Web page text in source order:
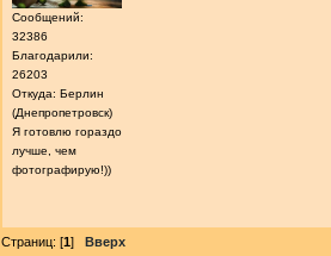
Сообщений:
32386
Благодарили:
26203
Откуда: Берлин
(Днепропетровск)
Я готовлю гораздо
лучше, чем
фотографирую!))
Страниц: [1] Вверх